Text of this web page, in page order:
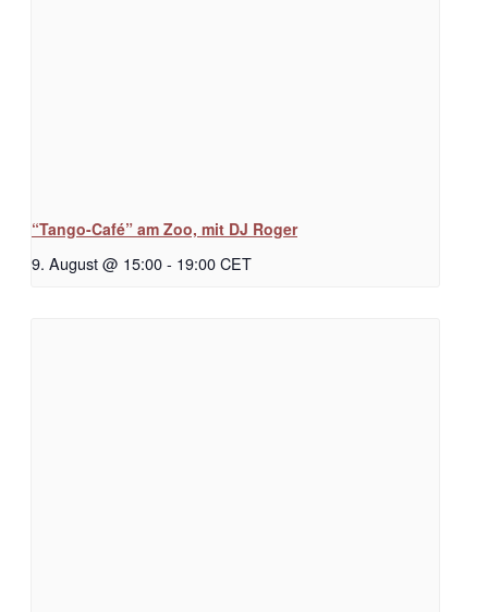
“Tango-Café” am Zoo, mit DJ Roger
9. August @ 15:00- 19:00CET